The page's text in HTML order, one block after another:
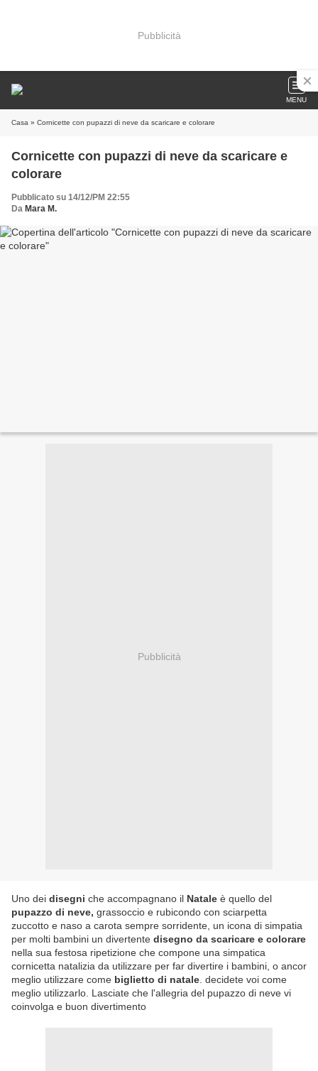
Pubblicità
MENU
Casa » Cornicette con pupazzi di neve da scaricare e colorare
Cornicette con pupazzi di neve da scaricare e
colorare
Pubblicato su 14/12/PM 22:55
Da Mara M.
Pubblicità
Uno dei disegni che accompagnano il Natale è quello del
pupazzo di neve, grassoccio e rubicondo con sciarpetta
zuccotto e naso a carota sempre sorridente, un icona di simpatia
per molti bambini un divertente disegno da scaricare e colorare
nella sua festosa ripetizione che compone una simpatica
cornicetta natalizia da utilizzare per far divertire i bambini, o ancor
meglio utilizzare come biglietto di natale . decidete voi come
meglio utilizzarlo. Lasciate che l'allegria del pupazzo di neve vi
coinvolga e buon divertimento